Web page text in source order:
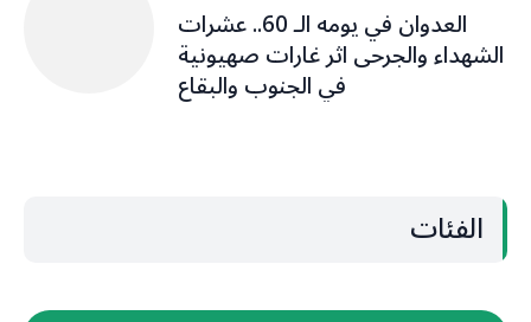
العدوان في يومه الـ 60.. عشرات
الشهداء والجرحى اثر غارات صهيونية
في الجنوب والبقاع
الفئات